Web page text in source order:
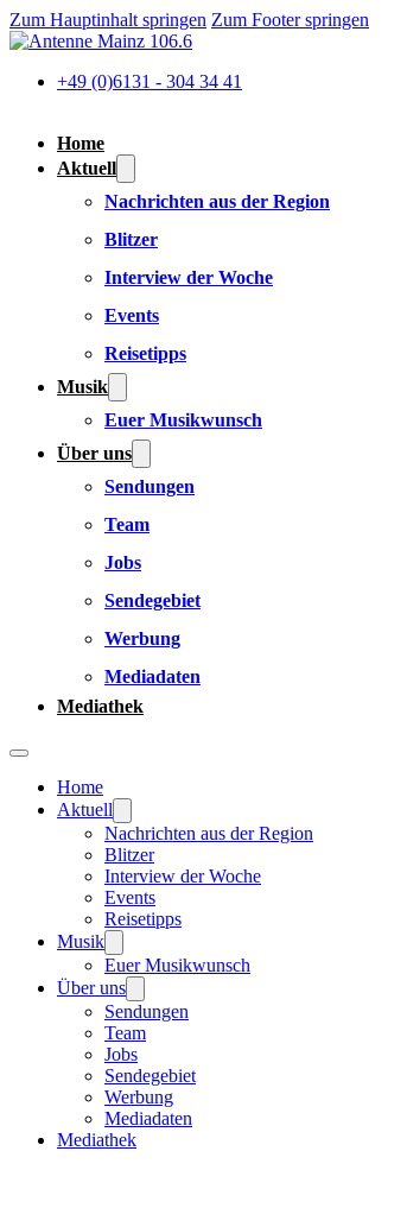
Zum Hauptinhalt springen Zum Footer springen
+49 (0)6131 - 304 34 41
Home
Aktuell
Nachrichten aus der Region
Blitzer
Interview der Woche
Events
Reisetipps
Musik
Euer Musikwunsch
Über uns
Sendungen
Team
Jobs
Sendegebiet
Werbung
Mediadaten
Mediathek
Home
Aktuell
Nachrichten aus der Region
Blitzer
Interview der Woche
Events
Reisetipps
Musik
Euer Musikwunsch
Über uns
Sendungen
Team
Jobs
Sendegebiet
Werbung
Mediadaten
Mediathek